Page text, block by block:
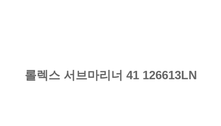
롤렉스 서브마리너 41 126613LN